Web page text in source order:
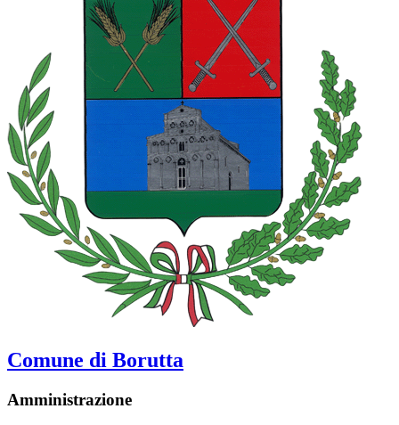
Comune di Borutta
Amministrazione